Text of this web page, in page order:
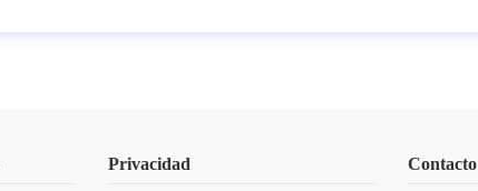
Privacidad Contacto